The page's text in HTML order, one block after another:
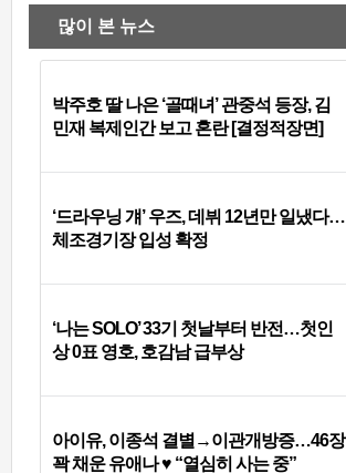
많이 본 뉴스
박주호 딸 나은 ‘골때녀’ 관중석 등장, 김
민재 복제인간 보고 혼란 [결정적장면]
‘드라우닝 걔’ 우즈, 데뷔 12년만 일냈다…
체조경기장 입성 확정
‘나는 SOLO’ 33기 첫날부터 반전…첫인
상 0표 영호, 호감남 급부상
아이유, 이종석 결별→이관개방증…46장
꽉 채운 유애나 ♥ “열심히 사는 중”